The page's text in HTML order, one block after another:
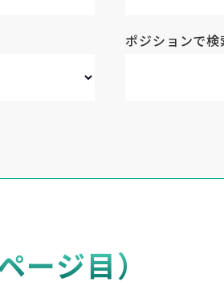
ポジションで検
ージ目）